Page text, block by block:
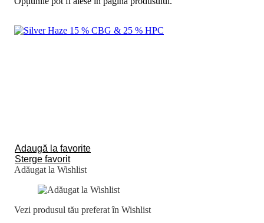
Adaugă la favorite
Sterge favorit
Adăugat la Wishlist
Vezi produsul tău preferat în Wishlist